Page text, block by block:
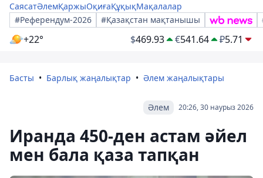
СаясатӘлемҚаржыОқиғаҚұқықМақалалар
#Референдум-2026
#Қазақстан мақтанышы
+22° $469.93 €541.64 ₽5.71
Басты Барлық жаңалықтар Әлем жаңалықтары
20:26, 30 наурыз 2026
Әлем
Иранда 450-ден астам әйел
мен бала қаза тапқан